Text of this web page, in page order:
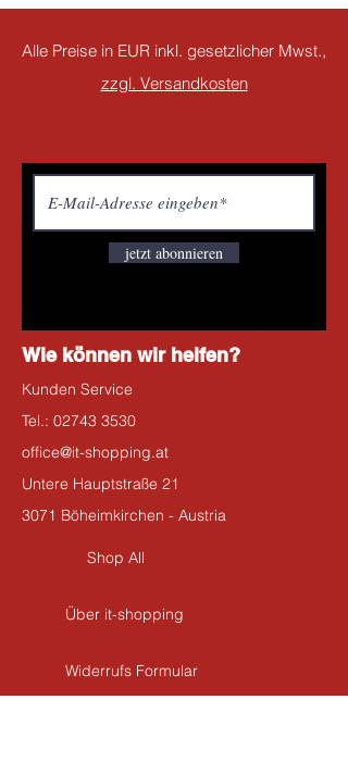
Alle Preise in EUR inkl. gesetzlicher Mwst.,
zzgl. Versandkosten
jetzt abonnieren
Wie können wir helfen?
Kunden Service
Tel.: 02743 3530
office@it-shopping.at
Untere Hauptstraße 21
3071 Böheimkirchen - Austria
Shop All
Über it-shopping
Widerrufs Formular